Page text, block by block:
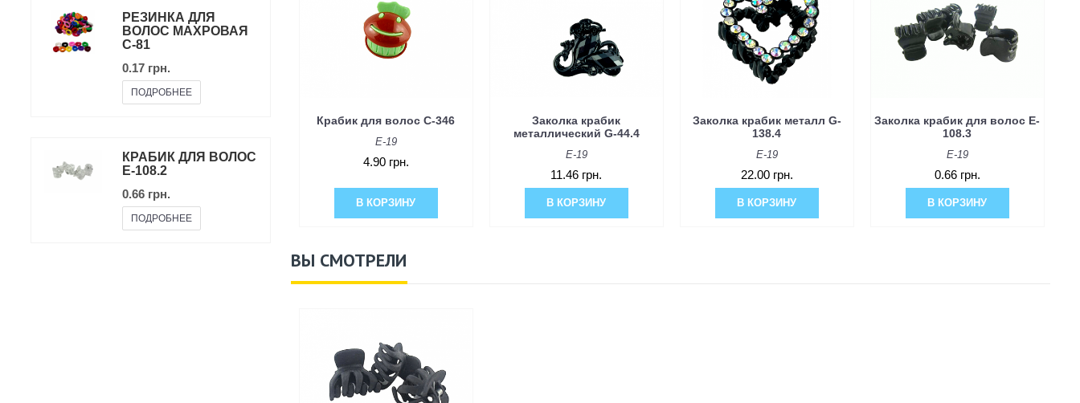
РЕЗИНКА ДЛЯ
ВОЛОС МАХРОВАЯ
C-81
0.17 грн.
ПОДРОБНЕЕ
КРАБИК ДЛЯ ВОЛОС
E-108.2
0.66 грн.
ПОДРОБНЕЕ
Крабик для волос C-346
E-19
4.90 грн.
В КОРЗИНУ
Заколка крабик
металлический G-44.4
E-19
11.46 грн.
В КОРЗИНУ
Заколка крабик металл G-
138.4
E-19
22.00 грн.
В КОРЗИНУ
Заколка крабик для волос E-
108.3
E-19
0.66 грн.
В КОРЗИНУ
ВЫ СМОТРЕЛИ